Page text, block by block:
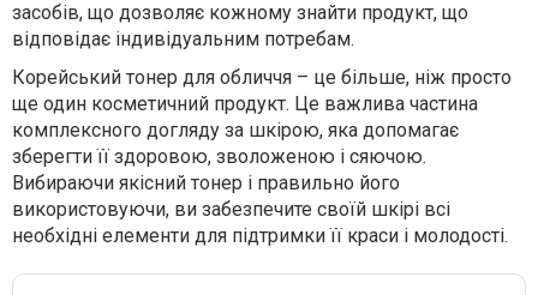
засобів, що дозволяє кожному знайти продукт, що
відповідає індивідуальним потребам.
Корейський тонер для обличчя – це більше, ніж просто
ще один косметичний продукт. Це важлива частина
комплексного догляду за шкірою, яка допомагає
зберегти її здоровою, зволоженою і сяючою.
Вибираючи якісний тонер і правильно його
використовуючи, ви забезпечите своїй шкірі всі
необхідні елементи для підтримки її краси і молодості.